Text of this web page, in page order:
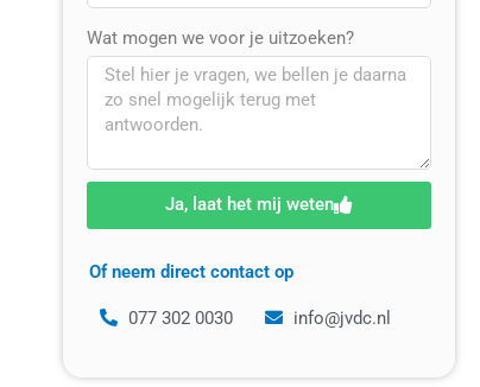
Wat mogen we voor je uitzoeken?
Ja, laat het mij weten
Of neem direct contact op
077 302 0030 info@jvdc.nl